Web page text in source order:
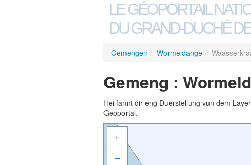
LE GÉOPORTAIL
DU GRAND-DUCHÉ
Gemengen / Wormeldange /
Gemeng :
Hei fannt dir eng Duerstellung vun dem
Geoportal.
+
–